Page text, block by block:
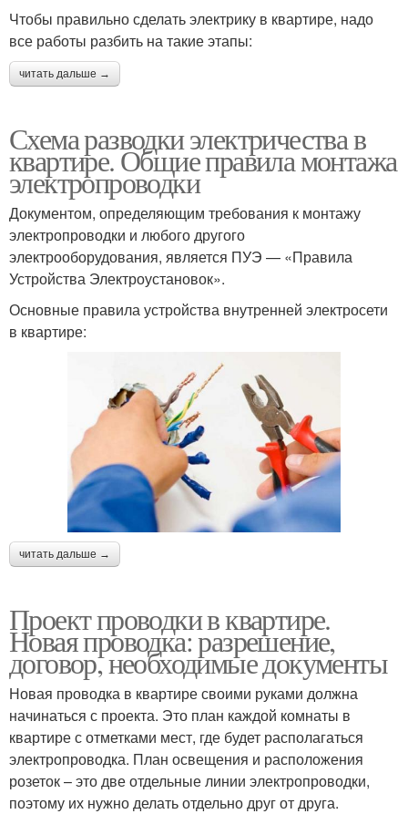
Чтобы правильно сделать электрику в квартире, надо
все работы разбить на такие этапы:
читать дальше →
Схема разводки электричества в
квартире. Общие правила монтажа
электропроводки
Документом, определяющим требования к монтажу
электропроводки и любого другого
электрооборудования, является ПУЭ — «Правила
Устройства Электроустановок».
Основные правила устройства внутренней электросети
в квартире:
читать дальше →
Проект проводки в квартире.
Новая проводка: разрешение,
договор, необходимые документы
Новая проводка в квартире своими руками должна
начинаться с проекта. Это план каждой комнаты в
квартире с отметками мест, где будет располагаться
электропроводка. План освещения и расположения
розеток – это две отдельные линии электропроводки,
поэтому их нужно делать отдельно друг от друга.